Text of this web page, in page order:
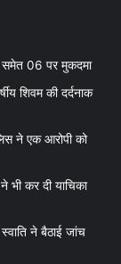
समेत 06 पर मुकदमा
शिवम की दर्दनाक
ने एक आरोपी को
भी कर दी याचिका
ने बैठाई जांच